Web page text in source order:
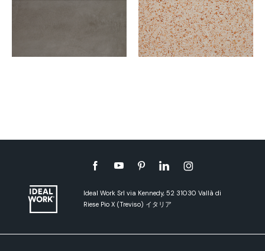
Ideal Work Srl via Kennedy, 52 31030 Vallà di
Riese Pio X (Treviso) イタリア